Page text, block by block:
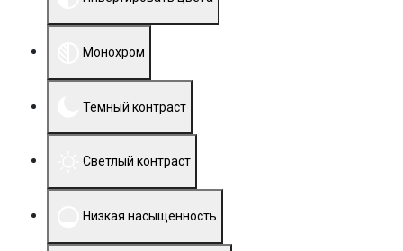
Монохром
Темный контраст
Светлый контраст
Низкая насыщенность